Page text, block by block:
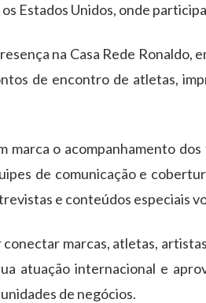
Estados Unidos, onde
na Casa Rede Ronaldo,
de encontro de atletas,
marca o acompanhamento
de comunicação e
e conteúdos especiais
conectar marcas, atletas,
atuação internacional e
de negócios.